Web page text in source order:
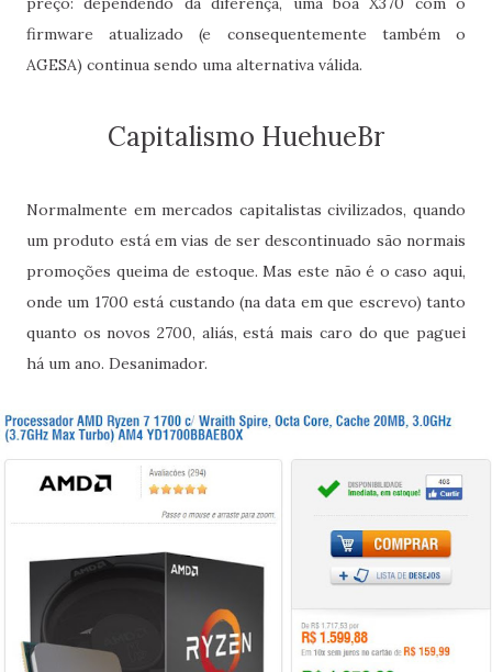
firmware atualizado (e consequentemente também o
AGESA) continua sendo uma alternativa válida.
Capitalismo HuehueBr
Normalmente em mercados capitalistas civilizados, quando
um produto está em vias de ser descontinuado são normais
promoções queima de estoque. Mas este não é o caso aqui,
onde um 1700 está custando (na data em que escrevo) tanto
quanto os novos 2700, aliás, está mais caro do que paguei
há um ano. Desanimador.